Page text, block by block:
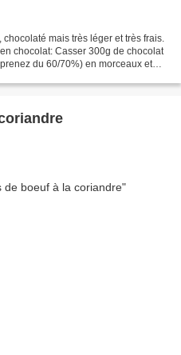
mais très léger et très frais.
chocolat: Casser 300g de chocolat
du 60/70%) en morceaux et